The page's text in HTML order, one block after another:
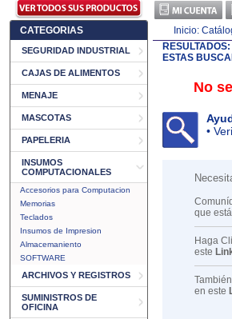
CATEGORIAS
SEGURIDAD INDUSTRIAL
CAJAS DE ALIMENTOS
MENAJE
MASCOTAS
PAPELERIA
INSUMOS
COMPUTACIONALES
Accesorios para Computacion
Memorias
Teclados
Insumos de Impresion
Almacemaniento
SOFTWARE
ARCHIVOS Y REGISTROS
SUMINISTROS DE
OFICINA
Inicio:
RESULTADOS:
ESTAS
No
•
que
Haga
este
en este